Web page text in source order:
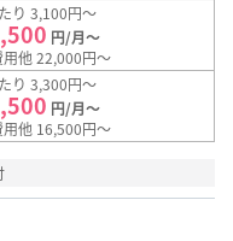
り 3,100円～
円/月～
他 22,000円～
り 3,300円～
円/月～
他 16,500円～